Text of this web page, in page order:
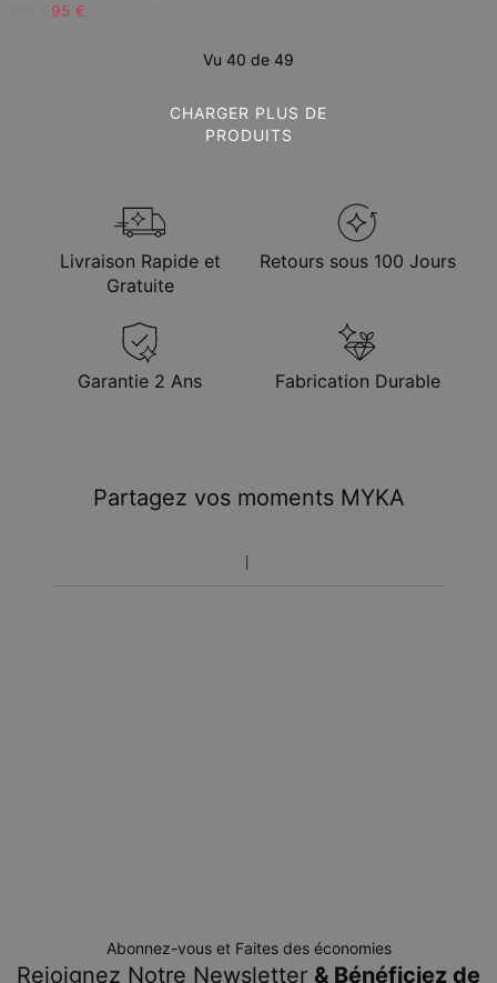
95 €
Vu 40 de 49
CHARGER PLUS DE
PRODUITS
Livraison Rapide et
Gratuite
Retours sous 100 Jours
Garantie 2 Ans Fabrication Durable
Partagez vos moments MYKA
Abonnez-vous et Faites des économies
Rejoignez Notre Newsletter & Bénéficiez de